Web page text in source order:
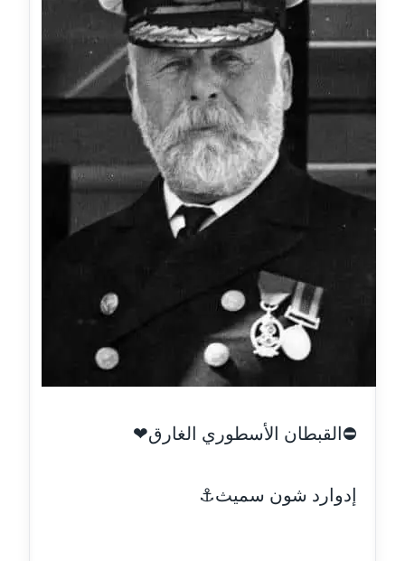
مدونة أحمد مليجي
عاملة
مدونة اريج الشرفا
عاملة
مدونة اسراء كمال
عاملة
مدونة اسلام أبو علم
مدونة اسماء خوجة
عاملة
مدونة أسماء كاشف
عاملة
مدونة اسماعيل ابو زيد
عاملة
⛔القبطان الأسطوري الغارق❤
إدوارد شون سميث⚓